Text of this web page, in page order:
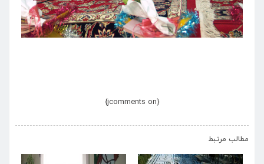
{jcomments on}
مطالب مرتبط